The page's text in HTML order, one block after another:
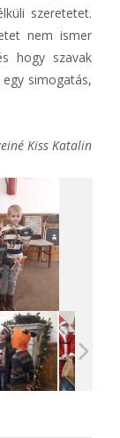
szeretetet.
nem ismer
hogy szavak
simogatás,
Kiss Katalin